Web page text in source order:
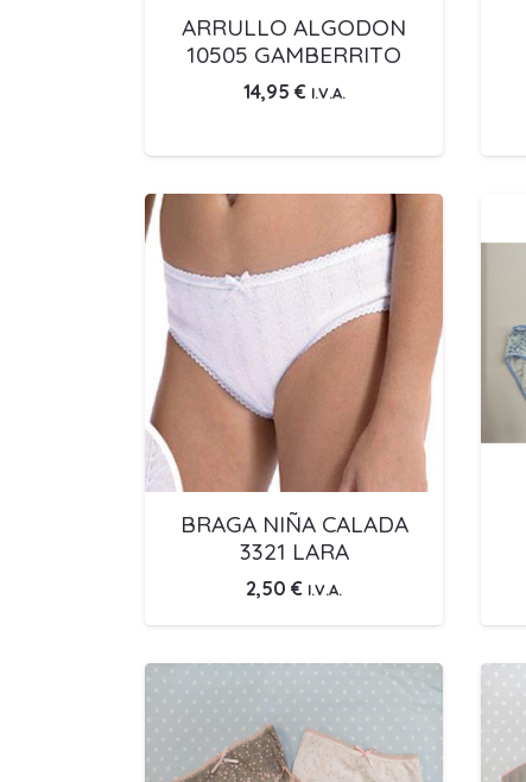
ARRULLO ALGODON
10505 GAMBERRITO
14,95 € I.V.A.
BRAGA NIÑA CALADA
3321 LARA
2,50 € I.V.A.